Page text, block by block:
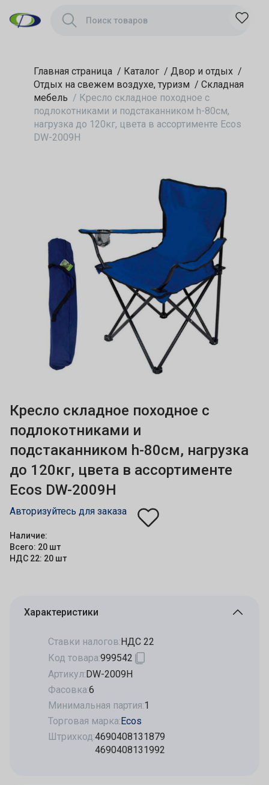
Главная страница / Каталог / Двор и отдых /
Отдых на свежем воздухе, туризм / Складная
мебель / Кресло складное походное с
подлокотниками и подстаканником h-80см,
нагрузка до 120кг, цвета в ассортименте Ecos
DW-2009H
Кресло складное походное с
подлокотниками и
подстаканником h-80см, нагрузка
до 120кг, цвета в ассортименте
Ecos DW-2009H
Авторизуйтесь для заказа
Наличие:
Всего: 20 шт
НДС 22: 20 шт
Характеристики
Ставки налогов:НДС 22
Код товара:999542
Артикул:DW-2009H
Фасовка:6
Минимальная партия:1
Торговая марка:Ecos
Штрихкод:4690408131879
4690408131992
120кг, цвета в
ассортименте Ecos